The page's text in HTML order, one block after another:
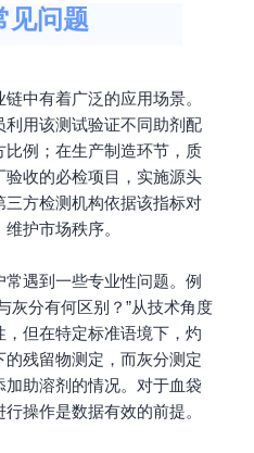
见问题
中有着广泛的应用场景。
用该测试验证不同助剂配
例；在生产制造环节，质
收的必检项目，实施源头
方检测机构依据该指标对
护市场秩序。
遇到一些专业性问题。例
灰分有何区别？”从技术角度
但在特定标准语境下，灼
残留物测定，而灰分测定
助溶剂的情况。对于血袋
操作是数据有效的前提。